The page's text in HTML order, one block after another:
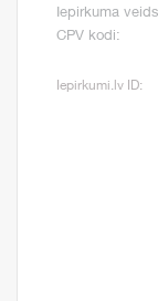
Iepirkuma
CPV kodi:
Iepirkumi.lv ID: